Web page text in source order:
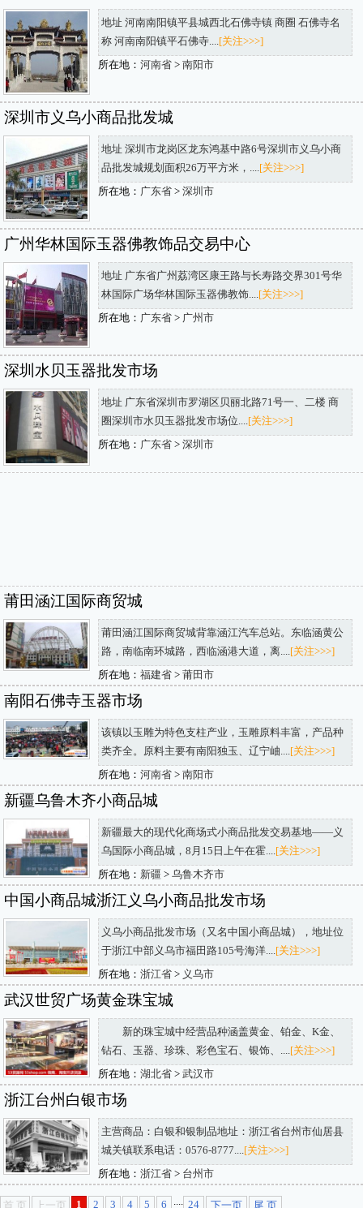
地址 河南南阳镇平县城西北石佛寺镇 商圈 石佛寺名
称 河南南阳镇平石佛寺.... [关注>>>]
所在地： 河南省> 南阳市
深圳市义乌小商品批发城
地址 深圳市龙岗区龙东鸿基中路6号深圳市义乌小商
品批发城规划面积26万平方米，.... [关注>>>]
所在地： 广东省> 深圳市
广州华林国际玉器佛教饰品交易中心
地址 广东省广州荔湾区康王路与长寿路交界301号华
林国际广场华林国际玉器佛教饰.... [关注>>>]
所在地： 广东省> 广州市
深圳水贝玉器批发市场
地址 广东省深圳市罗湖区贝丽北路71号一、二楼 商
圈深圳市水贝玉器批发市场位.... [关注>>>]
所在地： 广东省> 深圳市
莆田涵江国际商贸城
莆田涵江国际商贸城背靠涵江汽车总站。东临涵黄公
路，南临南环城路，西临涵港大道，离.... [关注>>>]
所在地： 福建省> 莆田市
南阳石佛寺玉器市场
该镇以玉雕为特色支柱产业，玉雕原料丰富，产品种
类齐全。原料主要有南阳独玉、辽宁岫.... [关注>>>]
所在地： 河南省> 南阳市
新疆乌鲁木齐小商品城
新疆最大的现代化商场式小商品批发交易基地——义
乌国际小商品城，8月15日上午在霍.... [关注>>>]
所在地： 新疆 > 乌鲁木齐市
中国小商品城浙江义乌小商品批发市场
义乌小商品批发市场（又名中国小商品城），地址位
于浙江中部义乌市福田路105号海洋.... [关注>>>]
所在地： 浙江省> 义乌市
武汉世贸广场黄金珠宝城
新的珠宝城中经营品种涵盖黄金、铂金、K金、
钻石、玉器、珍珠、彩色宝石、银饰、.... [关注>>>]
所在地： 湖北省> 武汉市
浙江台州白银市场
主营商品：白银和银制品地址：浙江省台州市仙居县
城关镇联系电话：0576-8777.... [关注>>>]
所在地： 浙江省> 台州市
首 页 上一页 1 2 3 4 5 6 24 下一页 尾 页